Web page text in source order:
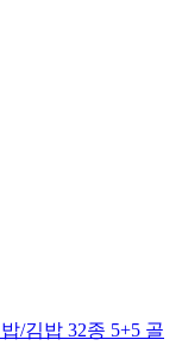
/김밥 32종 5+5 골